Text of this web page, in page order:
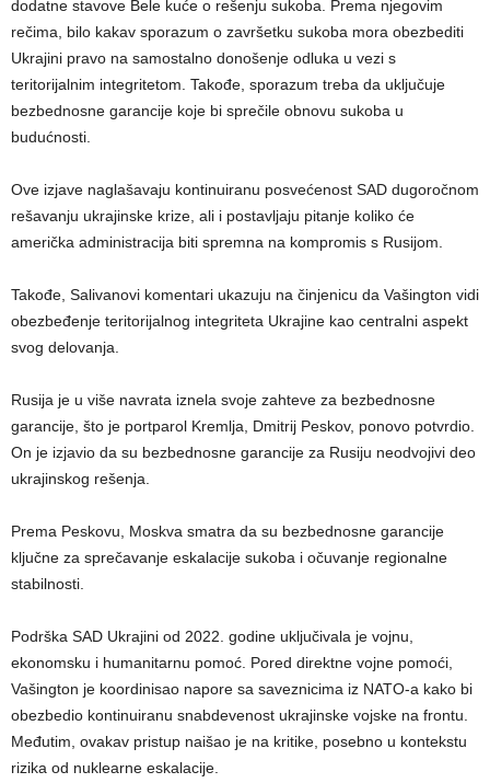
dodatne stavove Bele kuće o rešenju sukoba. Prema njegovim
rečima, bilo kakav sporazum o završetku sukoba mora obezbediti
Ukrajini pravo na samostalno donošenje odluka u vezi s
teritorijalnim integritetom. Takođe, sporazum treba da uključuje
bezbednosne garancije koje bi sprečile obnovu sukoba u
budućnosti.
Ove izjave naglašavaju kontinuiranu posvećenost SAD dugoročnom
rešavanju ukrajinske krize, ali i postavljaju pitanje koliko će
američka administracija biti spremna na kompromis s Rusijom.
Takođe, Salivanovi komentari ukazuju na činjenicu da Vašington vidi
obezbeđenje teritorijalnog integriteta Ukrajine kao centralni aspekt
svog delovanja.
Rusija je u više navrata iznela svoje zahteve za bezbednosne
garancije, što je portparol Kremlja, Dmitrij Peskov, ponovo potvrdio.
On je izjavio da su bezbednosne garancije za Rusiju neodvojivi deo
ukrajinskog rešenja.
Prema Peskovu, Moskva smatra da su bezbednosne garancije
ključne za sprečavanje eskalacije sukoba i očuvanje regionalne
stabilnosti.
Podrška SAD Ukrajini od 2022. godine uključivala je vojnu,
ekonomsku i humanitarnu pomoć. Pored direktne vojne pomoći,
Vašington je koordinisao napore sa saveznicima iz NATO-a kako bi
obezbedio kontinuiranu snabdevenost ukrajinske vojske na frontu.
Međutim, ovakav pristup naišao je na kritike, posebno u kontekstu
rizika od nuklearne eskalacije.